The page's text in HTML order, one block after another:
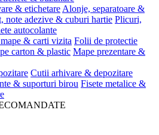
& etichetare Alonje, separatoare &
note adezive & cuburi hartie Plicuri,
autocolante
& carti vizita Folii de protectie
carton & plastic Mape prezentare &
Cutii arhivare & depozitare
& suporturi birou Fisete metalice &